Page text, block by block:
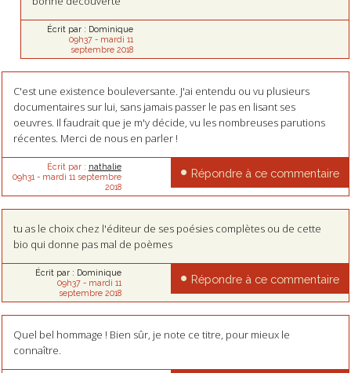
Écrit par : Dominique
09h37- mardi 11
septembre 2018
C'est une existence bouleversante. J'ai entendu ou vu plusieurs
documentaires sur lui, sans jamais passer le pas en lisant ses
oeuvres. Il faudrait que je m'y décide, vu les nombreuses parutions
récentes. Merci de nous en parler !
Écrit par : nathalie
09h31 - mardi 11 septembre
2018
Répondre à ce commentaire
tu as le choix chez l'éditeur de ses poésies complètes ou de cette
bio qui donne pas mal de poèmes
Écrit par : Dominique
09h37- mardi 11
septembre 2018
Répondre à ce commentaire
Quel bel hommage ! Bien sûr, je note ce titre, pour mieux le
connaître.